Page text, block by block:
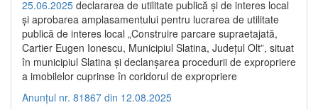
25.06.2025 declararea de utilitate publică și de interes local
și aprobarea amplasamentului pentru lucrarea de utilitate
publică de interes local „Construire parcare supraetajată,
Cartier Eugen Ionescu, Municipiul Slatina, Județul Olt”, situat
în municipiul Slatina și declanșarea procedurii de expropriere
a imobilelor cuprinse în coridorul de expropriere
Anunțul nr. 81867 din 12.08.2025